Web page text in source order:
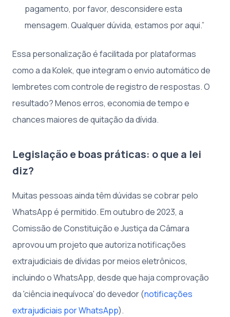
pagamento, por favor, desconsidere esta
mensagem. Qualquer dúvida, estamos por aqui.”
Essa personalização é facilitada por plataformas
como a da Kolek, que integram o envio automático de
lembretes com controle de registro de respostas. O
resultado? Menos erros, economia de tempo e
chances maiores de quitação da dívida.
Legislação e boas práticas: o que a lei
diz?
Muitas pessoas ainda têm dúvidas se cobrar pelo
WhatsApp é permitido. Em outubro de 2023, a
Comissão de Constituição e Justiça da Câmara
aprovou um projeto que autoriza notificações
extrajudiciais de dívidas por meios eletrônicos,
incluindo o WhatsApp, desde que haja comprovação
da 'ciência inequívoca' do devedor (notificações
extrajudiciais por WhatsApp).